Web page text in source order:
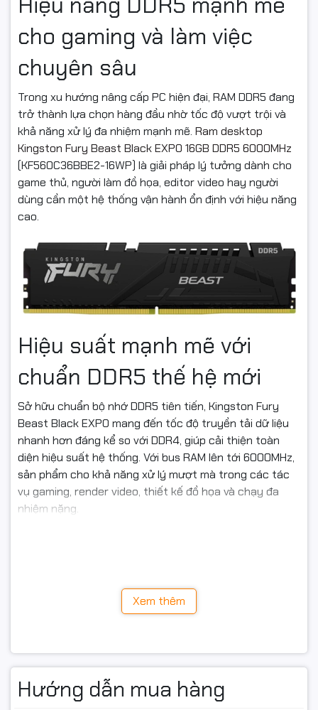
cho gaming và làm việc
chuyên sâu
Trong xu hướng nâng cấp PC hiện đại, RAM DDR5 đang
trở thành lựa chọn hàng đầu nhờ tốc độ vượt trội và
khả năng xử lý đa nhiệm mạnh mẽ. Ram desktop
Kingston Fury Beast Black EXPO 16GB DDR5 6000MHz
(KF560C36BBE2-16WP) là giải pháp lý tưởng dành cho
game thủ, người làm đồ họa, editor video hay người
dùng cần một hệ thống vận hành ổn định với hiệu năng
cao.
Hiệu suất mạnh mẽ với
chuẩn DDR5 thế hệ mới
Sở hữu chuẩn bộ nhớ DDR5 tiên tiến, Kingston Fury
Beast Black EXPO mang đến tốc độ truyền tải dữ liệu
nhanh hơn đáng kể so với DDR4, giúp cải thiện toàn
diện hiệu suất hệ thống. Với bus RAM lên tới 6000MHz,
sản phẩm cho khả năng xử lý mượt mà trong các tác
vụ gaming, render video, thiết kế đồ họa và chạy đa
nhiệm nặng.
Dung lượng 16GB đáp ứng
đa nhiệm hiệu quả
Thanh RAM được trang bị dung lượng 16GB, phù hợp
cho nhu cầu sử dụng hiện đại từ văn phòng, học tập
đến gaming và làm việc chuyên nghiệp. Người dùng có
thể mở nhiều ứng dụng cùng lúc mà vẫn đảm bảo tốc
Xem thêm
Hướng dẫn mua hàng